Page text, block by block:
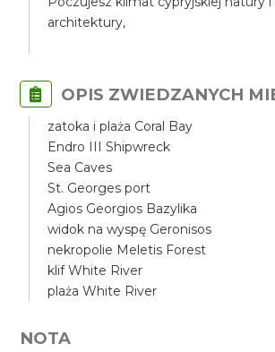
architektury,
OPIS ZWIEDZANYCH
zatoka i plaża Coral Bay
Endro III Shipwreck
Sea Caves
St. Georges port
Agios Georgios Bazylika
widok na wyspę Geronisos
nekropolie Meletis Forest
klif White River
plaża White River
NOTA